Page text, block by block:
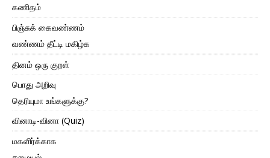
கணிதம்
பிஞ்சுக் கைவண்ணம்
வண்ணம் தீட்டி மகிழ்க
தினம் ஒரு குறள்
பொது அறிவு
தெரியுமா உங்களுக்கு?
வினாடி-வினா (Quiz)
மகளிர்க்காக